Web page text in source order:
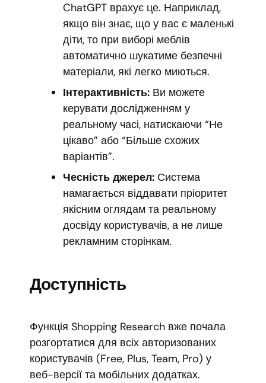
ChatGPT врахує це. Наприклад,
якщо він знає, що у вас є маленькі
діти, то при виборі меблів
автоматично шукатиме безпечні
матеріали, які легко миються.
Інтерактивність: Ви можете
керувати дослідженням у
реальному часі, натискаючи “Не
цікаво” або “Більше схожих
варіантів”.
Чесність джерел: Система
намагається віддавати пріоритет
якісним оглядам та реальному
досвіду користувачів, а не лише
рекламним сторінкам.
Доступність
Функція Shopping Research вже почала
розгортатися для всіх авторизованих
користувачів (Free, Plus, Team, Pro) у
веб-версії та мобільних додатках.